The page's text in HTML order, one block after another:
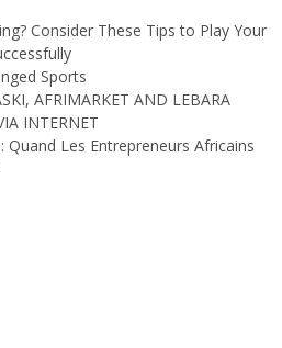
Consider These Tips to Play Your
Sports
AFRIMARKET AND LEBARA
INTERNET
Quand Les Entrepreneurs Africains